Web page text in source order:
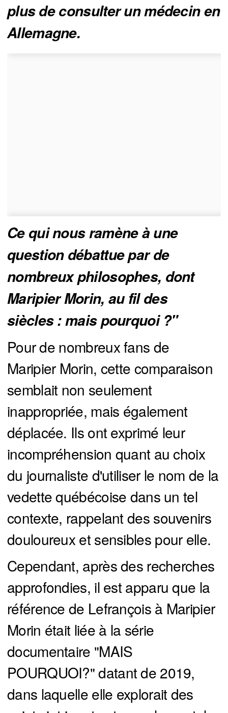
plus de consulter un médecin en
Allemagne.
Ce qui nous ramène à une
question débattue par de
nombreux philosophes, dont
Maripier Morin, au fil des
siècles : mais pourquoi ?"
Pour de nombreux fans de
Maripier Morin, cette comparaison
semblait non seulement
inappropriée, mais également
déplacée. Ils ont exprimé leur
incompréhension quant au choix
du journaliste d'utiliser le nom de la
vedette québécoise dans un tel
contexte, rappelant des souvenirs
douloureux et sensibles pour elle.
Cependant, après des recherches
approfondies, il est apparu que la
référence de Lefrançois à Maripier
Morin était liée à la série
documentaire "MAIS
POURQUOI?" datant de 2019,
dans laquelle elle explorait des